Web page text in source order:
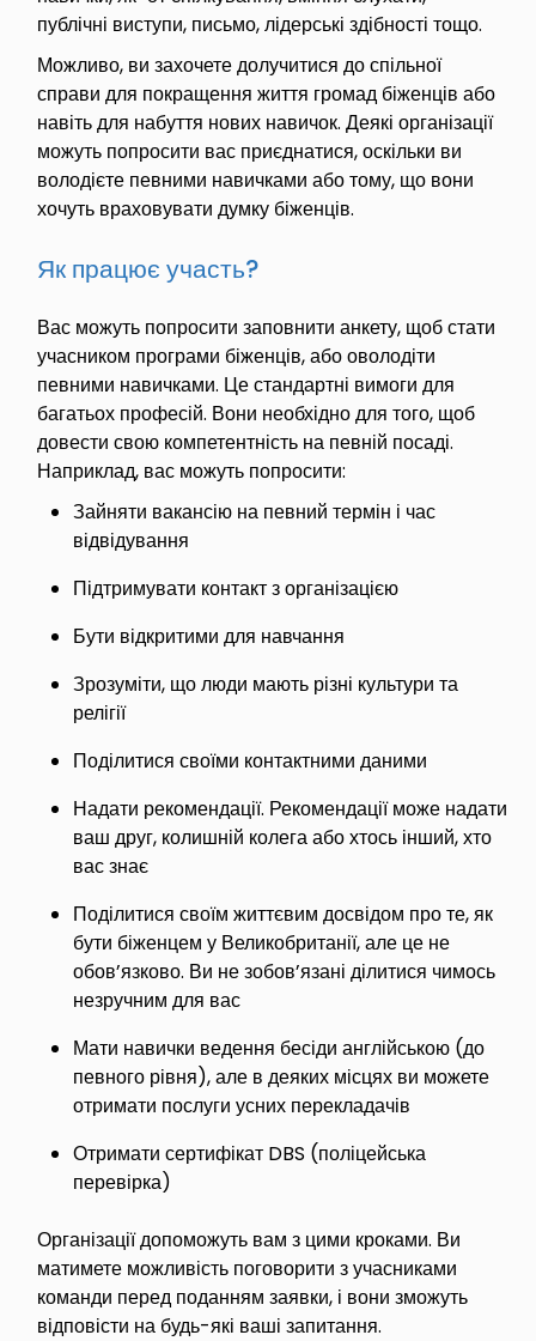
публічні виступи, письмо, лідерські здібності тощо.
Можливо, ви захочете долучитися до спільної
справи для покращення життя громад біженців або
навіть для набуття нових навичок. Деякі організації
можуть попросити вас приєднатися, оскільки ви
володієте певними навичками або тому, що вони
хочуть враховувати думку біженців.
Як працює участь?
Вас можуть попросити заповнити анкету, щоб стати
учасником програми біженців, або оволодіти
певними навичками. Це стандартні вимоги для
багатьох професій. Вони необхідно для того, щоб
довести свою компетентність на певній посаді.
Наприклад, вас можуть попросити:
Зайняти вакансію на певний термін і час
відвідування
Підтримувати контакт з організацією
Бути відкритими для навчання
Зрозуміти, що люди мають різні культури та
релігії
Поділитися своїми контактними даними
Надати рекомендації. Рекомендації може надати
ваш друг, колишній колега або хтось інший, хто
вас знає
Поділитися своїм життєвим досвідом про те, як
бути біженцем у Великобританії, але це не
обов’язково. Ви не зобов’язані ділитися чимось
незручним для вас
Мати навички ведення бесіди англійською (до
певного рівня), але в деяких місцях ви можете
отримати послуги усних перекладачів
Отримати сертифікат DBS (поліцейська
перевірка)
Організації допоможуть вам з цими кроками. Ви
матимете можливість поговорити з учасниками
команди перед поданням заявки, і вони зможуть
відповісти на будь-які ваші запитання.